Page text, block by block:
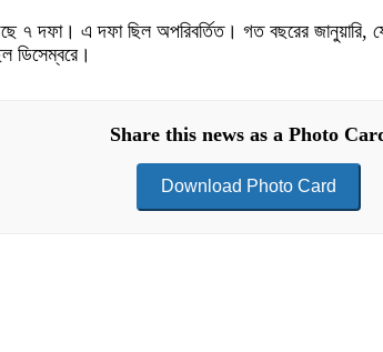
দফা। এ দফা ছিল অপরিবর্তিত। গত বছরের জানুয়ারি,
ডিসেম্বরে।
Share this news as a Photo
Download Photo Card